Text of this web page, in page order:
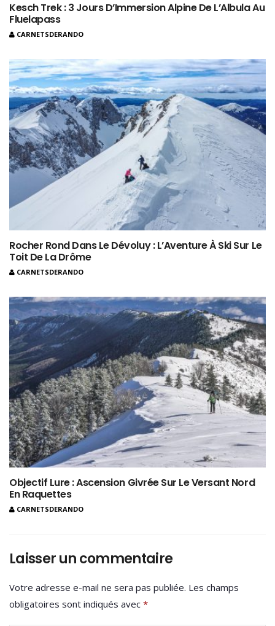
Kesch Trek : 3 Jours D’Immersion Alpine De L’Albula Au
Fluelapass
CARNETSDERANDO
Rocher Rond Dans Le Dévoluy : L’Aventure À Ski Sur Le
Toit De La Drôme
CARNETSDERANDO
Objectif Lure : Ascension Givrée Sur Le Versant Nord
En Raquettes
CARNETSDERANDO
Laisser un commentaire
Votre adresse e-mail ne sera pas publiée. Les champs
obligatoires sont indiqués avec *